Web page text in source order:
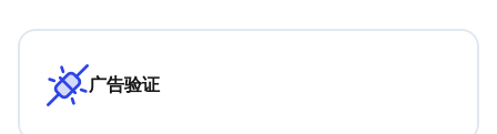
广告验证